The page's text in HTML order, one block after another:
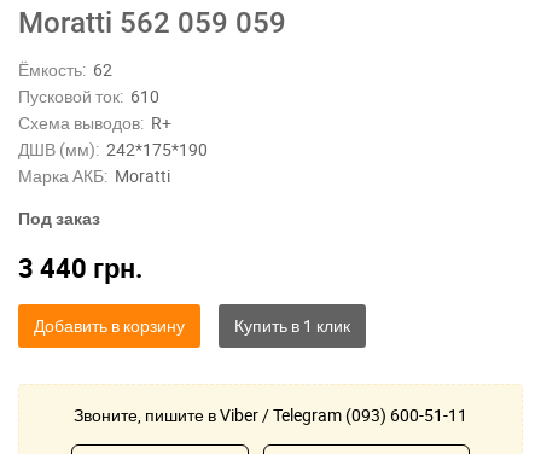
Moratti 562 059 059
Ёмкость: 62
Пусковой ток: 610
Схема выводов: R+
ДШВ (мм): 242*175*190
Марка АКБ: Moratti
Под заказ
3 440 грн.
Добавить в корзину
Звоните, пишите в Viber / Telegram (093) 600-51-11